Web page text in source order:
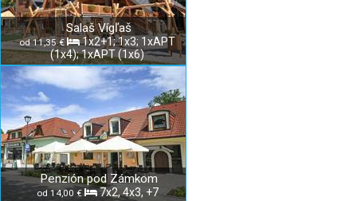
Salaš Vígľaš
od 11,35 €
1x2+1; 1x3; 1xAPT
(1x4); 1xAPT (1x6)
Penzión pod Zámkom
od 14,00 € 7x2, 4x3, +7